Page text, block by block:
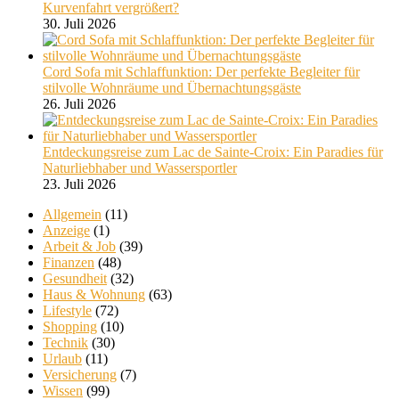
Kurvenfahrt vergrößert?
30. Juli 2026
Cord Sofa mit Schlaffunktion: Der perfekte Begleiter für
stilvolle Wohnräume und Übernachtungsgäste
26. Juli 2026
Entdeckungsreise zum Lac de Sainte-Croix: Ein Paradies für
Naturliebhaber und Wassersportler
23. Juli 2026
Allgemein (11)
Anzeige (1)
Arbeit & Job (39)
Finanzen (48)
Gesundheit (32)
Haus & Wohnung (63)
Lifestyle (72)
Shopping (10)
Technik (30)
Urlaub (11)
Versicherung (7)
Wissen (99)